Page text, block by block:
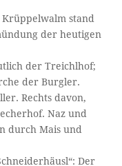
Krüppelwalm stand
der heutigen
der Treichlhof;
der Burgler.
Rechts davon,
Naz und
durch Mais und
Der